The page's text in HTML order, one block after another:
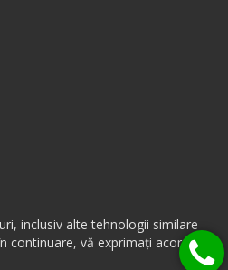
inclusiv alte tehnologii similare
continuare, vă exprimați acordul